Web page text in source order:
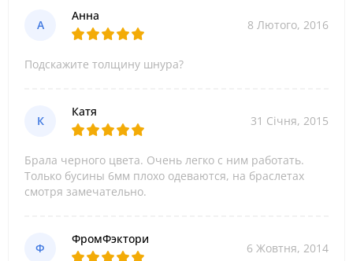
А
Анна
8 Лютого, 2016
Подскажите толщину шнура?
К
Катя
31 Січня, 2015
Брала черного цвета. Очень легко с ним работать.
Только бусины 6мм плохо одеваются, на браслетах
смотря замечательно.
Ф
ФромФэктори
6 Жовтня, 2014